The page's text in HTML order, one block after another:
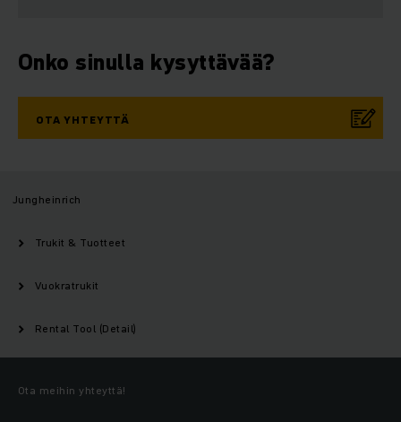
Onko sinulla kysyttävää?
OTA YHTEYTTÄ
Jungheinrich
Trukit & Tuotteet
Vuokratrukit
Rental Tool (Detail)
Ota meihin yhteyttä!